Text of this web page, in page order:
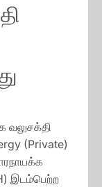
வலுசக்தி
(Private)
இடம்பெற்ற